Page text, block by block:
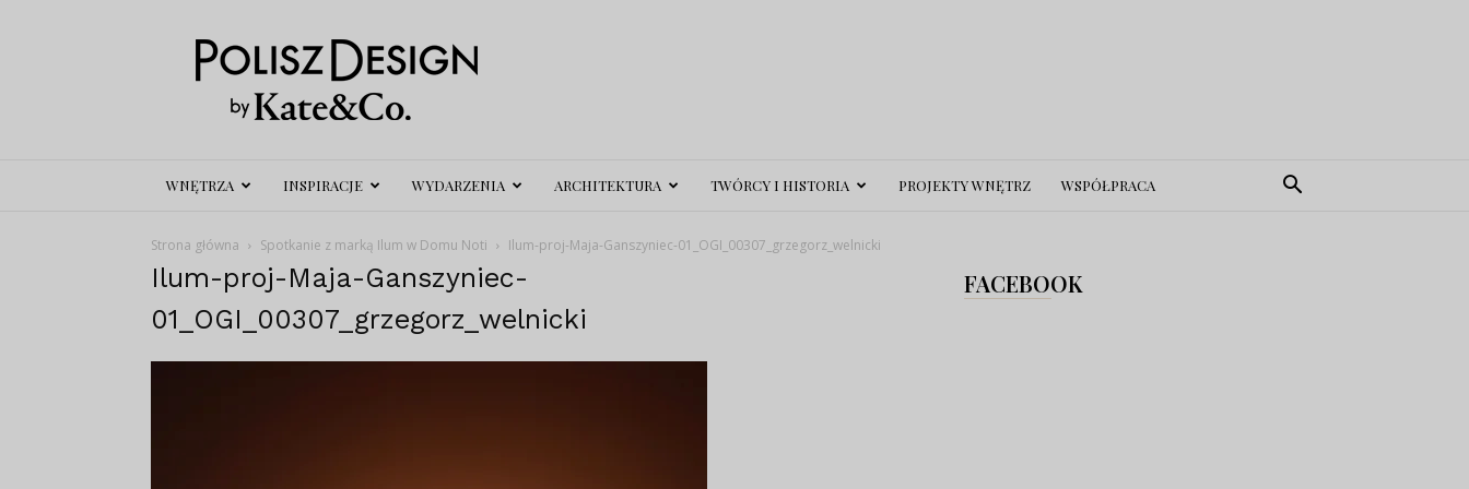
Polisz
Design
WNĘTRZA INSPIRACJE WYDARZENIA ARCHITEKTURA TWÓRCY I HISTORIA PROJEKTY WNĘTRZ WSPÓŁPRACA
Strona główna Spotkanie z marką Ilum w Domu Noti Ilum-proj-Maja-Ganszyniec-01_OGI_00307_grzegorz_welnicki
Ilum-proj-Maja-Ganszyniec-
01_OGI_00307_grzegorz_welnicki
FACEBOOK